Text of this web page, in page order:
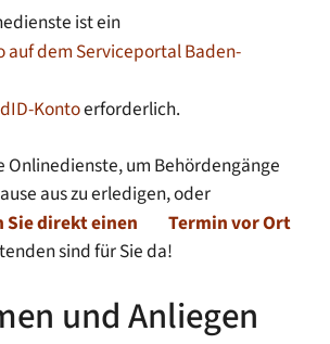
ist ein
auf dem Serviceportal Baden-
Kontoerforderlich.
Onlinedienste, um Behördengänge
aus zu erledigen, oder
Sie direkt einen
Termin vor Ort
sind für Sie da!
und Anliegen